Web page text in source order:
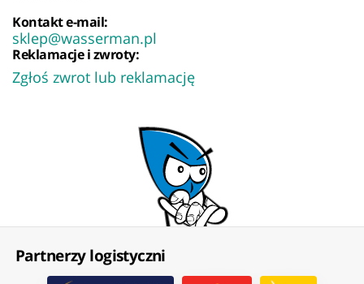
Kontakt e-mail:
sklep@wasserman.pl
Reklamacje i zwroty:
Zgłoś zwrot lub reklamację
Partnerzy logistyczni